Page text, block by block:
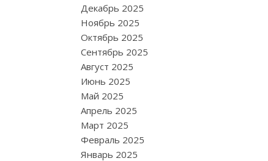
Декабрь 2025
Ноябрь 2025
Октябрь 2025
Сентябрь 2025
Август 2025
Июнь 2025
Май 2025
Апрель 2025
Март 2025
Февраль 2025
Январь 2025